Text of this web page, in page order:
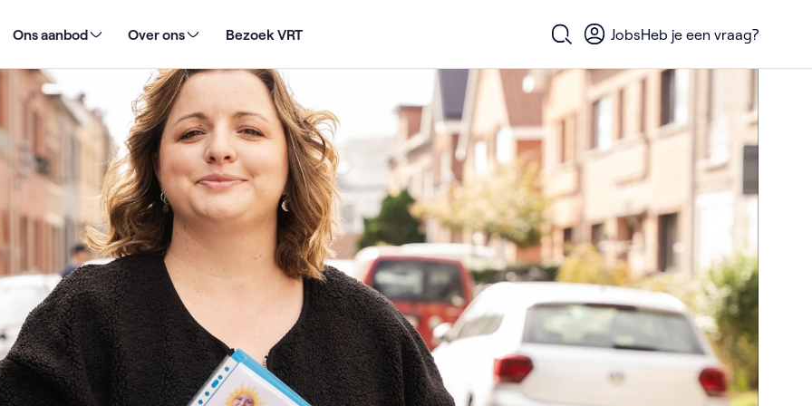
Ons aanbod Over ons Bezoek VRT
Open zoekformulier
JobsHeb je een vraag?
in een advertentie met een vals profiel"